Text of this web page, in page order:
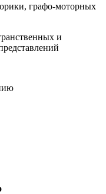
графо-моторных
и